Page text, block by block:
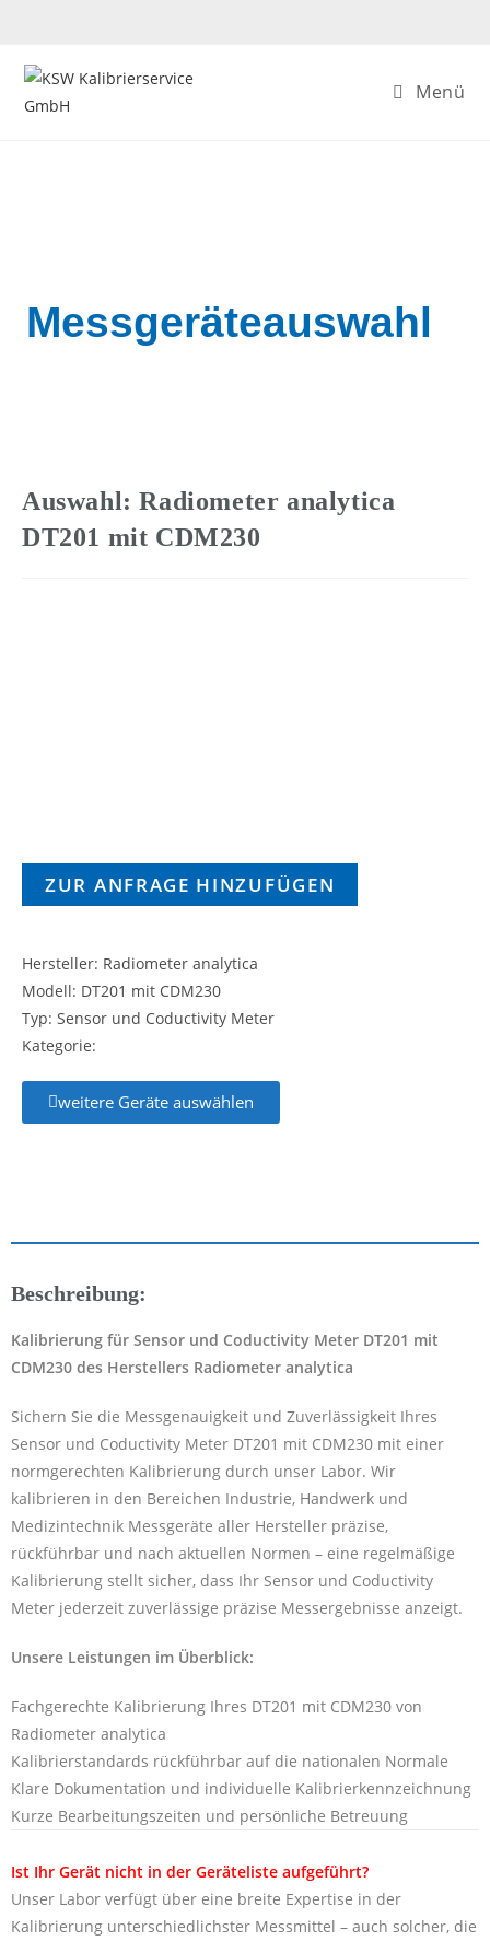
Menü
Messgeräteauswahl
Auswahl: Radiometer analytica
DT201 mit CDM230
ZUR ANFRAGE HINZUFÜGEN
Hersteller: Radiometer analytica
Modell: DT201 mit CDM230
Typ: Sensor und Coductivity Meter
Kategorie:
weitere Geräte auswählen
Beschreibung:
Kalibrierung für Sensor und Coductivity Meter DT201 mit
CDM230 des Herstellers Radiometer analytica
Sichern Sie die Messgenauigkeit und Zuverlässigkeit Ihres
Sensor und Coductivity Meter DT201 mit CDM230 mit einer
normgerechten Kalibrierung durch unser Labor. Wir
kalibrieren in den Bereichen Industrie, Handwerk und
Medizintechnik Messgeräte aller Hersteller präzise,
rückführbar und nach aktuellen Normen – eine regelmäßige
Kalibrierung stellt sicher, dass Ihr Sensor und Coductivity
Meter jederzeit zuverlässige präzise Messergebnisse anzeigt.
Unsere Leistungen im Überblick:
Fachgerechte Kalibrierung Ihres DT201 mit CDM230 von
Radiometer analytica
Kalibrierstandards rückführbar auf die nationalen Normale
Klare Dokumentation und individuelle Kalibrierkennzeichnung
Kurze Bearbeitungszeiten und persönliche Betreuung
Ist Ihr Gerät nicht in der Geräteliste aufgeführt?
Unser Labor verfügt über eine breite Expertise in der
Kalibrierung unterschiedlichster Messmittel – auch solcher, die